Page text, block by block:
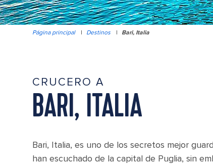
Página principal | Destinos | Bari, Italia
CRUCERO A
BARI, ITALIA
Bari, Italia, es uno de los secretos mejor
han escuchado de la capital de Puglia, sin